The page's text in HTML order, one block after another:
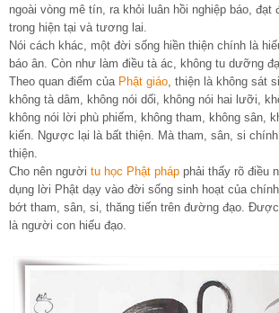
ngoài vòng mê tín, ra khỏi luân hồi nghiệp báo,
trong hiện tại và tương lai.
Nói cách khác, một đời sống hiền thiện chính là
báo ân. Còn như làm điều tà ác, không tu dưỡng
Theo quan điểm của Phật giáo, thiện là không sát
không tà dâm, không nói dối, không nói hai lưỡi,
không nói lời phù phiếm, không tham, không sân,
kiến. Ngược lại là bất thiện. Mà tham, sân, si
thiện.
Cho nên người tu học Phật pháp phải thấy rõ điều
dụng lời Phật dạy vào đời sống sinh hoạt của
bớt tham, sân, si, thăng tiến trên đường đạo.
là người con hiếu đạo.